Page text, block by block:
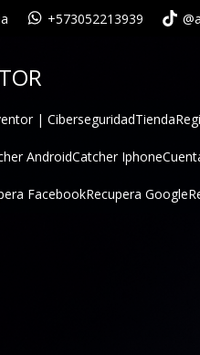
+573052213939
| CiberseguridadTienda
AndroidCatcher Iphone
FacebookRecupera Google